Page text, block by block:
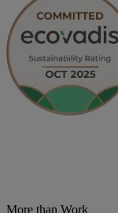
More than Work